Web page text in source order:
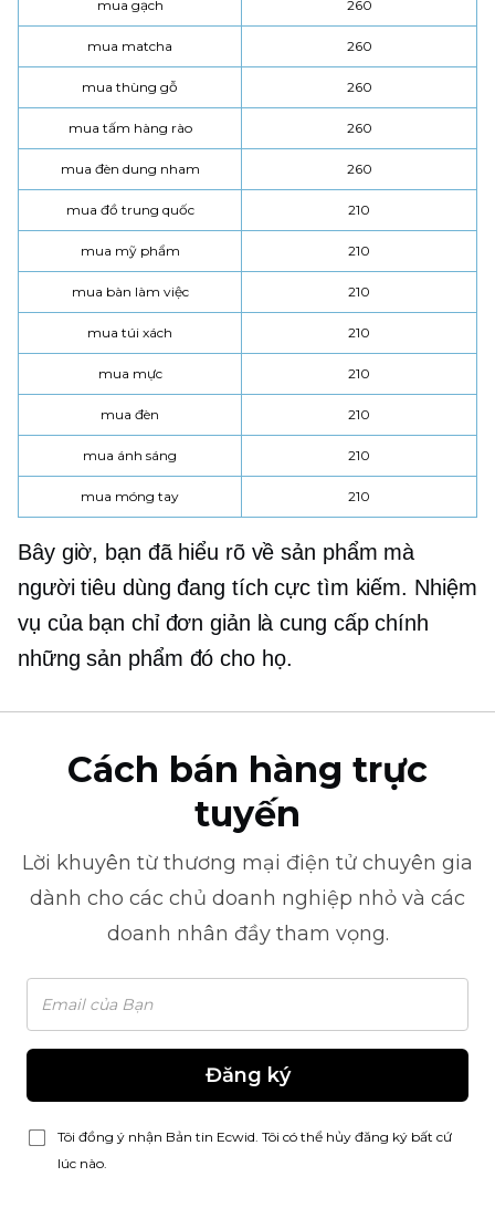
mua gạch 260
mua matcha 260
mua thùng gỗ 260
mua tấm hàng rào 260
mua đèn dung nham 260
mua đồ trung quốc 210
mua mỹ phẩm 210
mua bàn làm việc 210
mua túi xách 210
mua mực 210
mua đèn 210
mua ánh sáng 210
mua móng tay 210
Bây giờ, bạn đã hiểu rõ về sản phẩm mà
người tiêu dùng đang tích cực tìm kiếm. Nhiệm
vụ của bạn chỉ đơn giản là cung cấp chính
những sản phẩm đó cho họ.
Cách bán hàng trực
tuyến
Lời khuyên từ thương mại điện tử chuyên gia
dành cho các chủ doanh nghiệp nhỏ và các
doanh nhân đầy tham vọng.
Đăng ký
Tôi đồng ý nhận Bản tin Ecwid. Tôi có thể hủy đăng ký bất cứ
lúc nào.